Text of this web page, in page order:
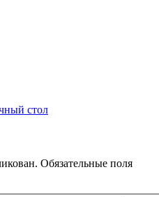
стол
Обязательные поля